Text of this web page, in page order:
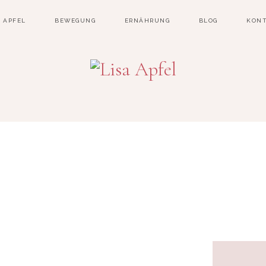
BEWEGUNG ERNÄHRUNG BLOG